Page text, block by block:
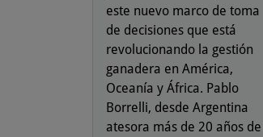
este nuevo marco de toma
de decisiones que está
revolucionando la gestión
ganadera en América,
Oceanía y África. Pablo
Borrelli, desde Argentina
atesora más de 20 años de